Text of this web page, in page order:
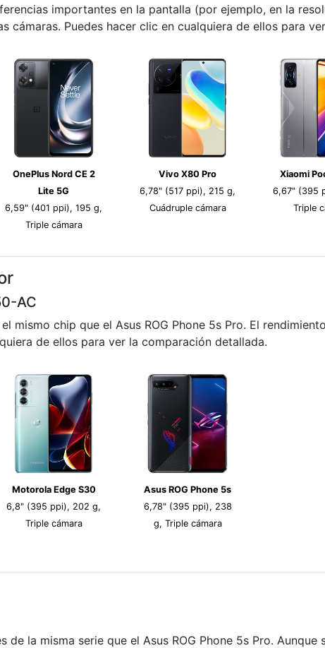
importantes en la pantalla (por ejemplo, en la
Puedes hacer clic en cualquiera de ellos para
OnePlus Nord CE 2
Lite 5G
6,59" (401 ppi), 195 g,
Triple cámara
Vivo X80 Pro
6,78" (517 ppi), 215 g,
Cuádruple cámara
Xiaomi
6,67" (395
Triple
AC
mismo chip que el Asus ROG Phone 5s Pro. El
de ellos para ver la comparación detallada.
Motorola Edge S30
6,8" (395 ppi), 202 g,
Triple cámara
Asus ROG Phone 5s
6,78" (395 ppi), 238
g, Triple cámara
la misma serie que el Asus ROG Phone 5s Pro.